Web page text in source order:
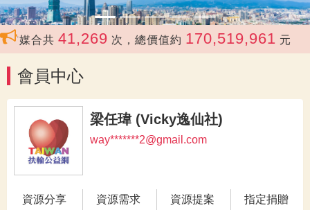
合共 41,269 次，總價值約 170,519,961 元
會員中心
梁任瑋 (Vicky逸仙社)
way*******2@gmail.com
資源分享 資源需求 資源提案 指定捐贈